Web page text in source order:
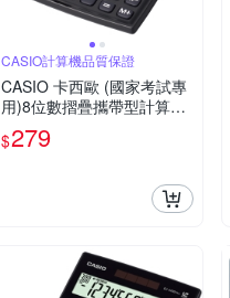
CASIO計算機品質保證
CASIO 卡西歐 (國家考試專
用)8位數摺疊攜帶型計算機
SX-100
$279